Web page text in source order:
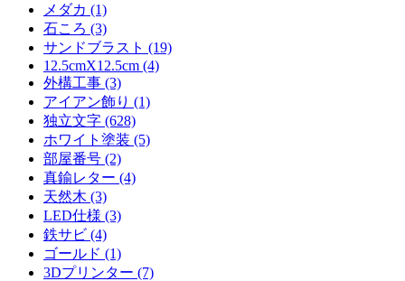
メダカ (1)
石ころ (3)
サンドブラスト (19)
12.5cmX12.5cm (4)
外構工事 (3)
アイアン飾り (1)
独立文字 (628)
ホワイト塗装 (5)
部屋番号 (2)
真鍮レター (4)
天然木 (3)
LED仕様 (3)
鉄サビ (4)
ゴールド (1)
3Dプリンター (7)